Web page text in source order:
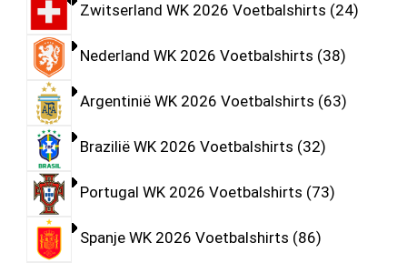
Zwitserland WK 2026 Voetbalshirts 24
Nederland WK 2026 Voetbalshirts 38
Argentinië WK 2026 Voetbalshirts 63
Brazilië WK 2026 Voetbalshirts 32
Portugal WK 2026 Voetbalshirts 73
Spanje WK 2026 Voetbalshirts 86